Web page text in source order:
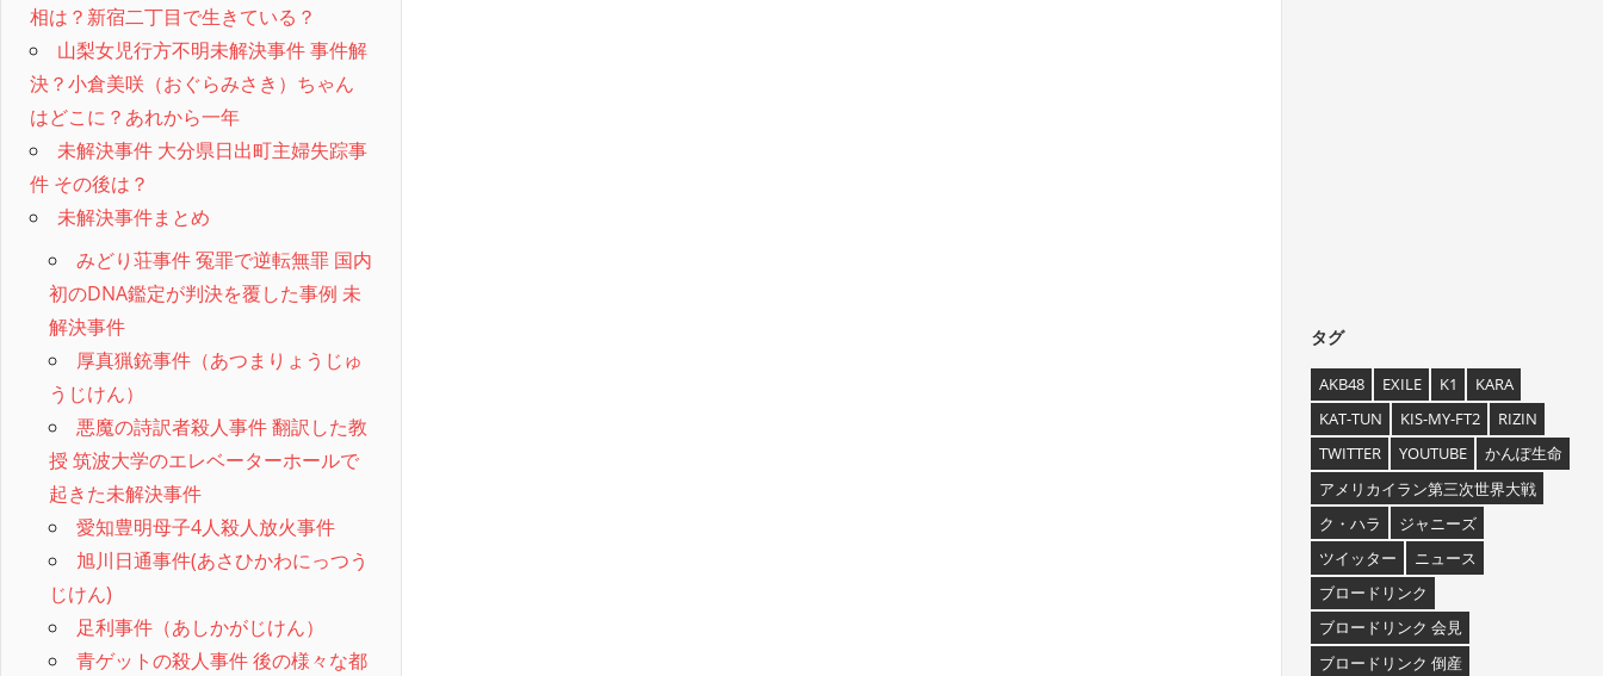
相は？新宿二丁目で生きている？
山梨女児行方不明未解決事件 事件解
決？小倉美咲（おぐらみさき）ちゃん
はどこに？あれから一年
未解決事件 大分県日出町主婦失踪事
件 その後は？
未解決事件まとめ
みどり荘事件 冤罪で逆転無罪 国内
初のDNA鑑定が判決を覆した事例 未
解決事件
厚真猟銃事件（あつまりょうじゅ
うじけん）
悪魔の詩訳者殺人事件 翻訳した教
授 筑波大学のエレベーターホールで
起きた未解決事件
愛知豊明母子4人殺人放火事件
旭川日通事件(あさひかわにっつう
じけん)
足利事件（あしかがじけん）
青ゲットの殺人事件 後の様々な都
タグ
AKB48 EXILE K1
KARA
KAT-TUN
KIS-MY-FT2
RIZIN
TWITTER
YOUTUBE
かんぽ生命
アメリカイラン第三次世界大戦
ク・ハラ
ジャニーズ
ツイッター
ニュース
ブロードリンク
ブロードリンク 会見
ブロードリンク 倒産